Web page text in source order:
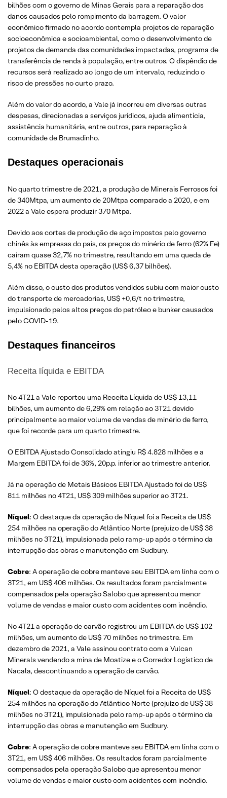
bilhões com o governo de Minas Gerais para a reparação dos
danos causados pelo rompimento da barragem. O valor
econômico firmado no acordo contempla projetos de reparação
socioeconômica e socioambiental, como o desenvolvimento de
projetos de demanda das comunidades impactadas, programa de
transferência de renda à população, entre outros. O dispêndio de
recursos será realizado ao longo de um intervalo, reduzindo o
risco de pressões no curto prazo.
Além do valor do acordo, a Vale já incorreu em diversas outras
despesas, direcionadas a serviços jurídicos, ajuda alimentícia,
assistência humanitária, entre outros, para reparação à
comunidade de Brumadinho.
Destaques operacionais
No quarto trimestre de 2021, a produção de Minerais Ferrosos foi
de 340Mtpa, um aumento de 20Mtpa comparado a 2020, e em
2022 a Vale espera produzir 370 Mtpa.
Devido aos cortes de produção de aço impostos pelo governo
chinês às empresas do país, os preços do minério de ferro (62% Fe)
caíram quase 32,7% no trimestre, resultando em uma queda de
5,4% no EBITDA desta operação (US$ 6,37 bilhões).
Além disso, o custo dos produtos vendidos subiu com maior custo
do transporte de mercadorias, US$ +0,6/t no trimestre,
impulsionado pelos altos preços do petróleo e bunker causados
pelo COVID-19.
Destaques financeiros
Receita líquida e EBITDA
No 4T21 a Vale reportou uma Receita Líquida de US$ 13,11
bilhões, um aumento de 6,29% em relação ao 3T21 devido
principalmente ao maior volume de vendas de minério de ferro,
que foi recorde para um quarto trimestre.
O EBITDA Ajustado Consolidado atingiu R$ 4.828 milhões e a
Margem EBITDA foi de 36%, 20p.p. inferior ao trimestre anterior.
Já na operação de Metais Básicos EBITDA Ajustado foi de US$
811 milhões no 4T21, US$ 309 milhões superior ao 3T21.
Níquel: O destaque da operação de Níquel foi a Receita de US$
254 milhões na operação do Atlântico Norte (prejuízo de US$ 38
milhões no 3T21), impulsionada pelo ramp-up após o término da
interrupção das obras e manutenção em Sudbury.
Cobre: A operação de cobre manteve seu EBITDA em linha com o
3T21, em US$ 406 milhões. Os resultados foram parcialmente
compensados pela operação Salobo que apresentou menor
volume de vendas e maior custo com acidentes com incêndio.
No 4T21 a operação de carvão registrou um EBITDA de US$ 102
milhões, um aumento de US$ 70 milhões no trimestre. Em
dezembro de 2021, a Vale assinou contrato com a Vulcan
Minerals vendendo a mina de Moatize e o Corredor Logístico de
Nacala, descontinuando a operação de carvão.
Níquel: O destaque da operação de Níquel foi a Receita de US$
254 milhões na operação do Atlântico Norte (prejuízo de US$ 38
milhões no 3T21), impulsionada pelo ramp-up após o término da
interrupção das obras e manutenção em Sudbury.
Cobre: A operação de cobre manteve seu EBITDA em linha com o
3T21, em US$ 406 milhões. Os resultados foram parcialmente
compensados pela operação Salobo que apresentou menor
volume de vendas e maior custo com acidentes com incêndio.